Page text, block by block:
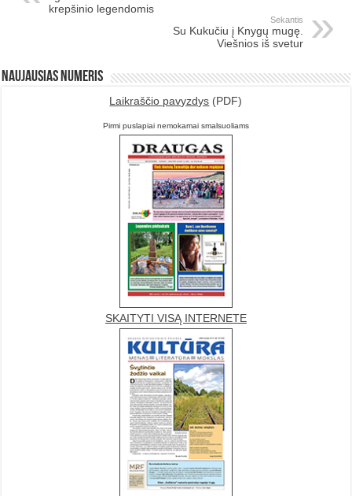
krepšinio legendomis
Sekantis
Su Kukučiu į Knygų mugę.
Viešnios iš svetur
Naujausias numeris
Laikraščio pavyzdys (PDF)
Pirmi puslapiai nemokamai smalsuoliams
SKAITYTI VISĄ INTERNETE